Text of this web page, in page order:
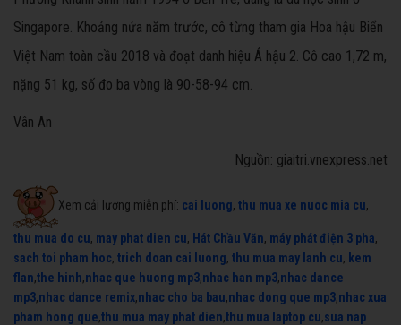
Singapore. Khoảng nửa năm trước, cô từng tham gia Hoa hậu Biển
Việt Nam toàn cầu 2018 và đoạt danh hiệu Á hậu 2. Cô cao 1,72 m,
nặng 51 kg, số đo ba vòng là 90-58-94 cm.
Vân An
Nguồn: giaitri.vnexpress.net
Xem cải lương miễn phí: cai luong, thu mua xe nuoc mia cu,
thu mua do cu, may phat dien cu, Hát Chầu Văn, máy phát điện 3 pha,
sach toi pham hoc, trich doan cai luong, thu mua may lanh cu, kem
flan,the hinh,nhac que huong mp3,nhac han mp3,nhac dance
mp3,nhac dance remix,nhac cho ba bau,nhac dong que mp3,nhac xua
pham hong que,thu mua may phat dien,thu mua laptop cu,sua nap